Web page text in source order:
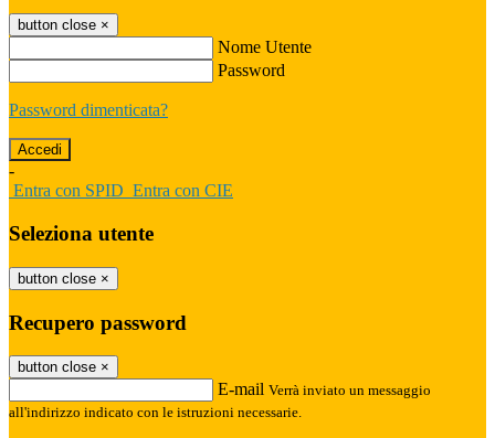
button close ×
Nome Utente
Password
Password dimenticata?
-
Entra con SPID Entra con CIE
Seleziona utente
button close ×
Recupero password
button close ×
E-mail Verrà inviato un messaggio
all'indirizzo indicato con le istruzioni necessarie.